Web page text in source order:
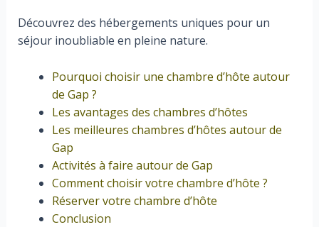
Découvrez des hébergements uniques pour un
séjour inoubliable en pleine nature.
Pourquoi choisir une chambre d’hôte autour
de Gap ?
Les avantages des chambres d’hôtes
Les meilleures chambres d’hôtes autour de
Gap
Activités à faire autour de Gap
Comment choisir votre chambre d’hôte ?
Réserver votre chambre d’hôte
Conclusion